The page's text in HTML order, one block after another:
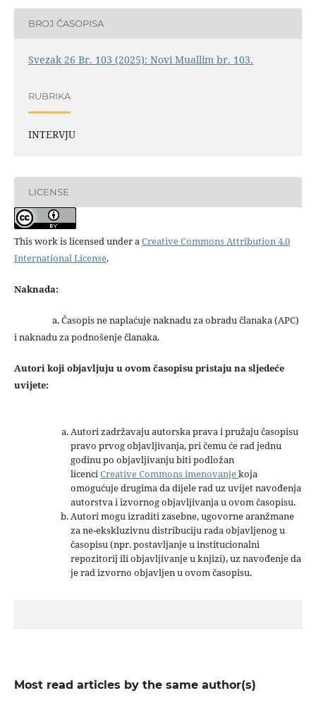
BROJ ČASOPISA
Svezak 26 Br. 103 (2025): Novi Muallim br. 103.
RUBRIKA
INTERVJU
LICENSE
This work is licensed under aCreative Commons Attribution 4.0
International License.
Naknada:
a. Časopis ne naplaćuje naknadu za obradu članaka (APC)
i naknadu za podnošenje članaka.
Autori koji objavljuju u ovom časopisu pristaju na sljedeće
uvijete:
Autori zadržavaju autorska prava i pružaju časopisu
pravo prvog objavljivanja, pri čemu će rad jednu
godinu po objavljivanju biti podložan
licenciCreative Commons imenovanjekoja
omogućuje drugima da dijele rad uz uvijet navođenja
autorstva i izvornog objavljivanja u ovom časopisu.
Autori mogu izraditi zasebne, ugovorne aranžmane
za ne-ekskluzivnu distribuciju rada objavljenog u
časopisu (npr. postavljanje u institucionalni
repozitorij ili objavljivanje u knjizi), uz navođenje da
je rad izvorno objavljen u ovom časopisu.
Most read articles by the same author(s)